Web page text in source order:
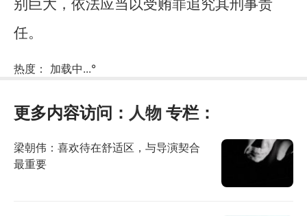
别巨大，依法应当以受贿罪追究其刑事责
任。
热度： 加载中...°
更多内容访问： 人物 专栏：
梁朝伟：喜欢待在舒适区，与导演契合
最重要